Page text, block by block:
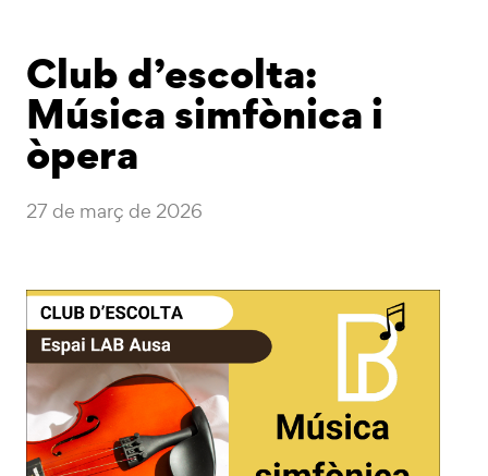
Club d’escolta:
Música simfònica i
òpera
27 de març de 2026